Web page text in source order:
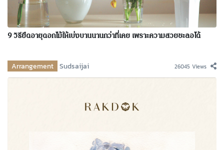
9 วิธียืดอายุดอกไม้ให้เบ่งบานนานกว่าที่เคย เพราะความสวยชะลอได้
Arrangement Sudsaijai 26045 Views